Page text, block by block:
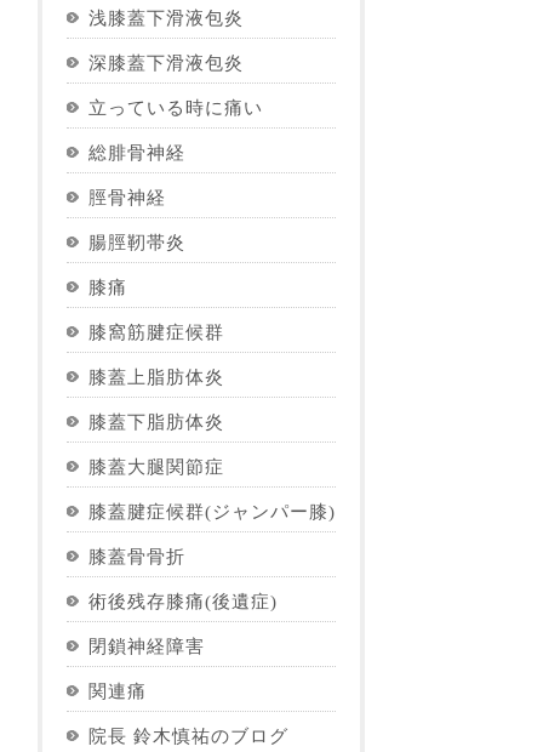
浅膝蓋下滑液包炎
深膝蓋下滑液包炎
立っている時に痛い
総腓骨神経
脛骨神経
腸脛靭帯炎
膝痛
膝窩筋腱症候群
膝蓋上脂肪体炎
膝蓋下脂肪体炎
膝蓋大腿関節症
膝蓋腱症候群(ジャンパー膝)
膝蓋骨骨折
術後残存膝痛(後遺症)
閉鎖神経障害
関連痛
院長 鈴木慎祐のブログ